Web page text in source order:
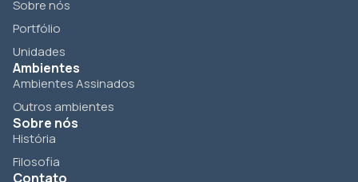
Sobre nós
Portfólio
Unidades
Ambientes
Ambientes Assinados
Outros ambientes
Sobre nós
História
Filosofia
Contato